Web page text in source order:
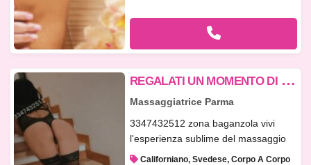
R
EGALATI UN MOMENTO DI PIACERE.
Massaggiatrice Parma
3347432512 zona baganzola vivi
l'esperienza sublime del massaggio
cali...Californiano, Svedese, Corpo A Corpo